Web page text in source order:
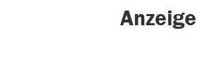
Anzeige